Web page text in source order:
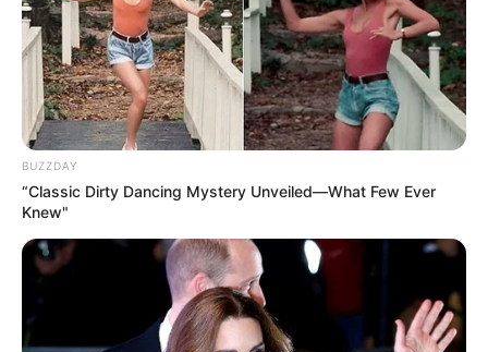
BUZZDAY
“Classic Dirty Dancing Mystery Unveiled—What Few Ever
Knew"